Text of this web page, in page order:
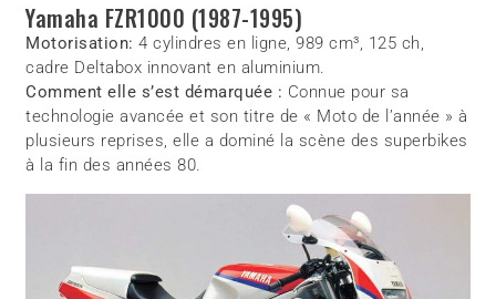
Yamaha FZR1000 (1987-1995)
Motorisation: 4 cylindres en ligne, 989 cm³, 125 ch,
cadre Deltabox innovant en aluminium.
Comment elle s’est démarquée : Connue pour sa
technologie avancée et son titre de « Moto de l’année » à
plusieurs reprises, elle a dominé la scène des superbikes
à la fin des années 80.